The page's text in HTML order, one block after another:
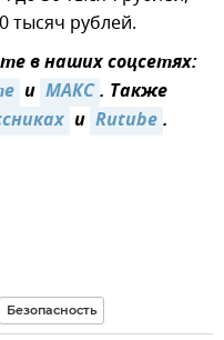
тысяч рублей.
в наших соцсетях:
и МАКС. Также
и Rutube.
Безопасность